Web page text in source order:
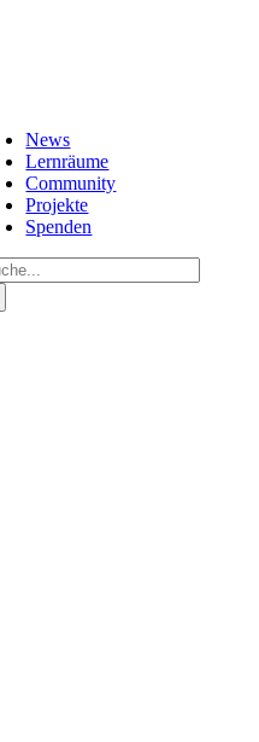
News
Lernräume
Community
Projekte
Spenden